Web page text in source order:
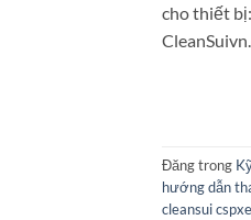
cho thiết
Đăng trong
hướng dẫn
cleansui cspxe